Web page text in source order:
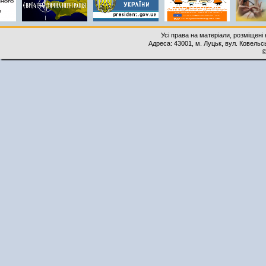
Усі права на матеріали,
Адреса: 43001, м. Луцьк, вул.